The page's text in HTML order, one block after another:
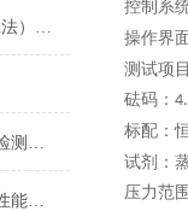
织物表面摩擦系数测试仪（A法） 检测准确
呼吸导管气密性测试仪 提供检测方案
药液过滤器细菌截留测试仪 性能稳定
控制系
操作界
测试项
砝码：
标配：
试剂：
压力范